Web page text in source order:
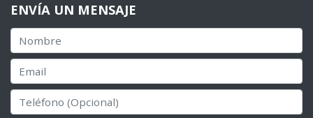
ENVÍA UN MENSAJE